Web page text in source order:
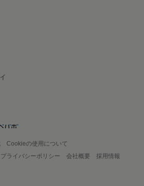
Cookieの使用について
プライバシーポリシー 会社概要
採用情報